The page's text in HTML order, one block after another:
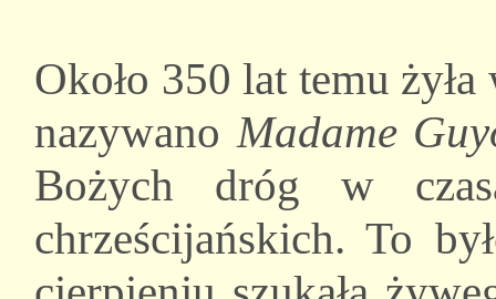
Około 350 lat temu
nazywanoMadame
Bożych dróg w
chrześcijańskich. To